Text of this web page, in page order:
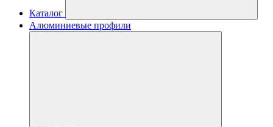
Каталог
Алюминиевые профили